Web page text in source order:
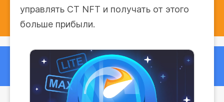
управлять CT NFT и получать от этого
больше прибыли.